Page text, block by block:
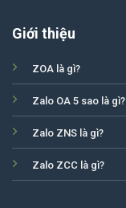
Giới thiệu
ZOA là gì?
Zalo OA 5 sao là gì?
Zalo ZNS là gì?
Zalo ZCC là gì?